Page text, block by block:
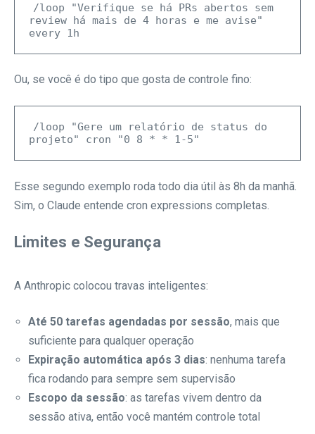
/loop "Verifique se há PRs abertos sem
review há mais de 4 horas e me avise"
Ou, se você é do tipo que gosta de controle fino:
/loop "Gere um relatório de status do
Esse segundo exemplo roda todo dia útil às 8h da manhã.
Sim, o Claude entende cron expressions completas.
Limites e Segurança
A Anthropic colocou travas inteligentes:
Até 50 tarefas agendadas por sessão, mais que
suficiente para qualquer operação
Expiração automática após 3 dias: nenhuma tarefa
fica rodando para sempre sem supervisão
Escopo da sessão: as tarefas vivem dentro da
sessão ativa, então você mantém controle total